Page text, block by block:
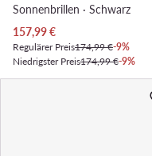
Sonnenbrillen · Schwarz
Aktueller Preis
157,99€
Regulärer Preis174,99 €-9%
Niedrigster Preis174,99 €-9%